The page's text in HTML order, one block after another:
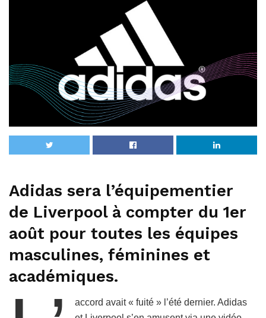
Adidas sera l’équipementier
de Liverpool à compter du 1er
août pour toutes les équipes
masculines, féminines et
académiques.
accord avait « fuité » l’été dernier. Adidas